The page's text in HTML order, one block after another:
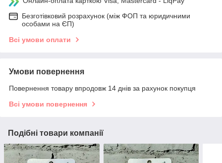
Безготівковий розрахунок (між ФОП та юридичними
особами на ЄП)
Всі умови оплати
Умови повернення
Повернення товару впродовж 14 днів за рахунок покупця
Всі умови повернення
Подібні товари компанії